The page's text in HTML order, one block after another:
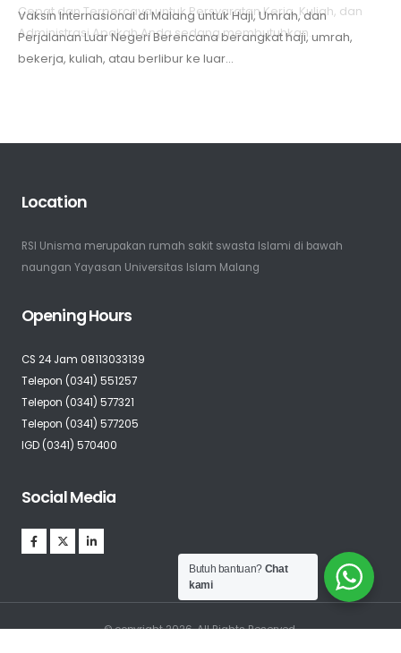
Cepat dan Terpercaya untuk Persyaratan Kerja, Kuliah, dan
Administrasi Apakah Anda sedang membutuhkan...
Vaksin Internasional di Malang untuk Haji, Umrah, dan
Perjalanan Luar Negeri Berencana berangkat haji, umrah,
bekerja, kuliah, atau berlibur ke luar...
Location
RSI Unisma merupakan rumah sakit swasta Islami di bawah
naungan Yayasan Universitas Islam Malang
Opening Hours
CS 24 Jam 08113033139
Telepon (0341) 551257
Telepon (0341) 577321
Telepon (0341) 577205
IGD (0341) 570400
Social Media
© copyright 2026. All Rights Reserved.
Butuh bantuan? Chat
kami